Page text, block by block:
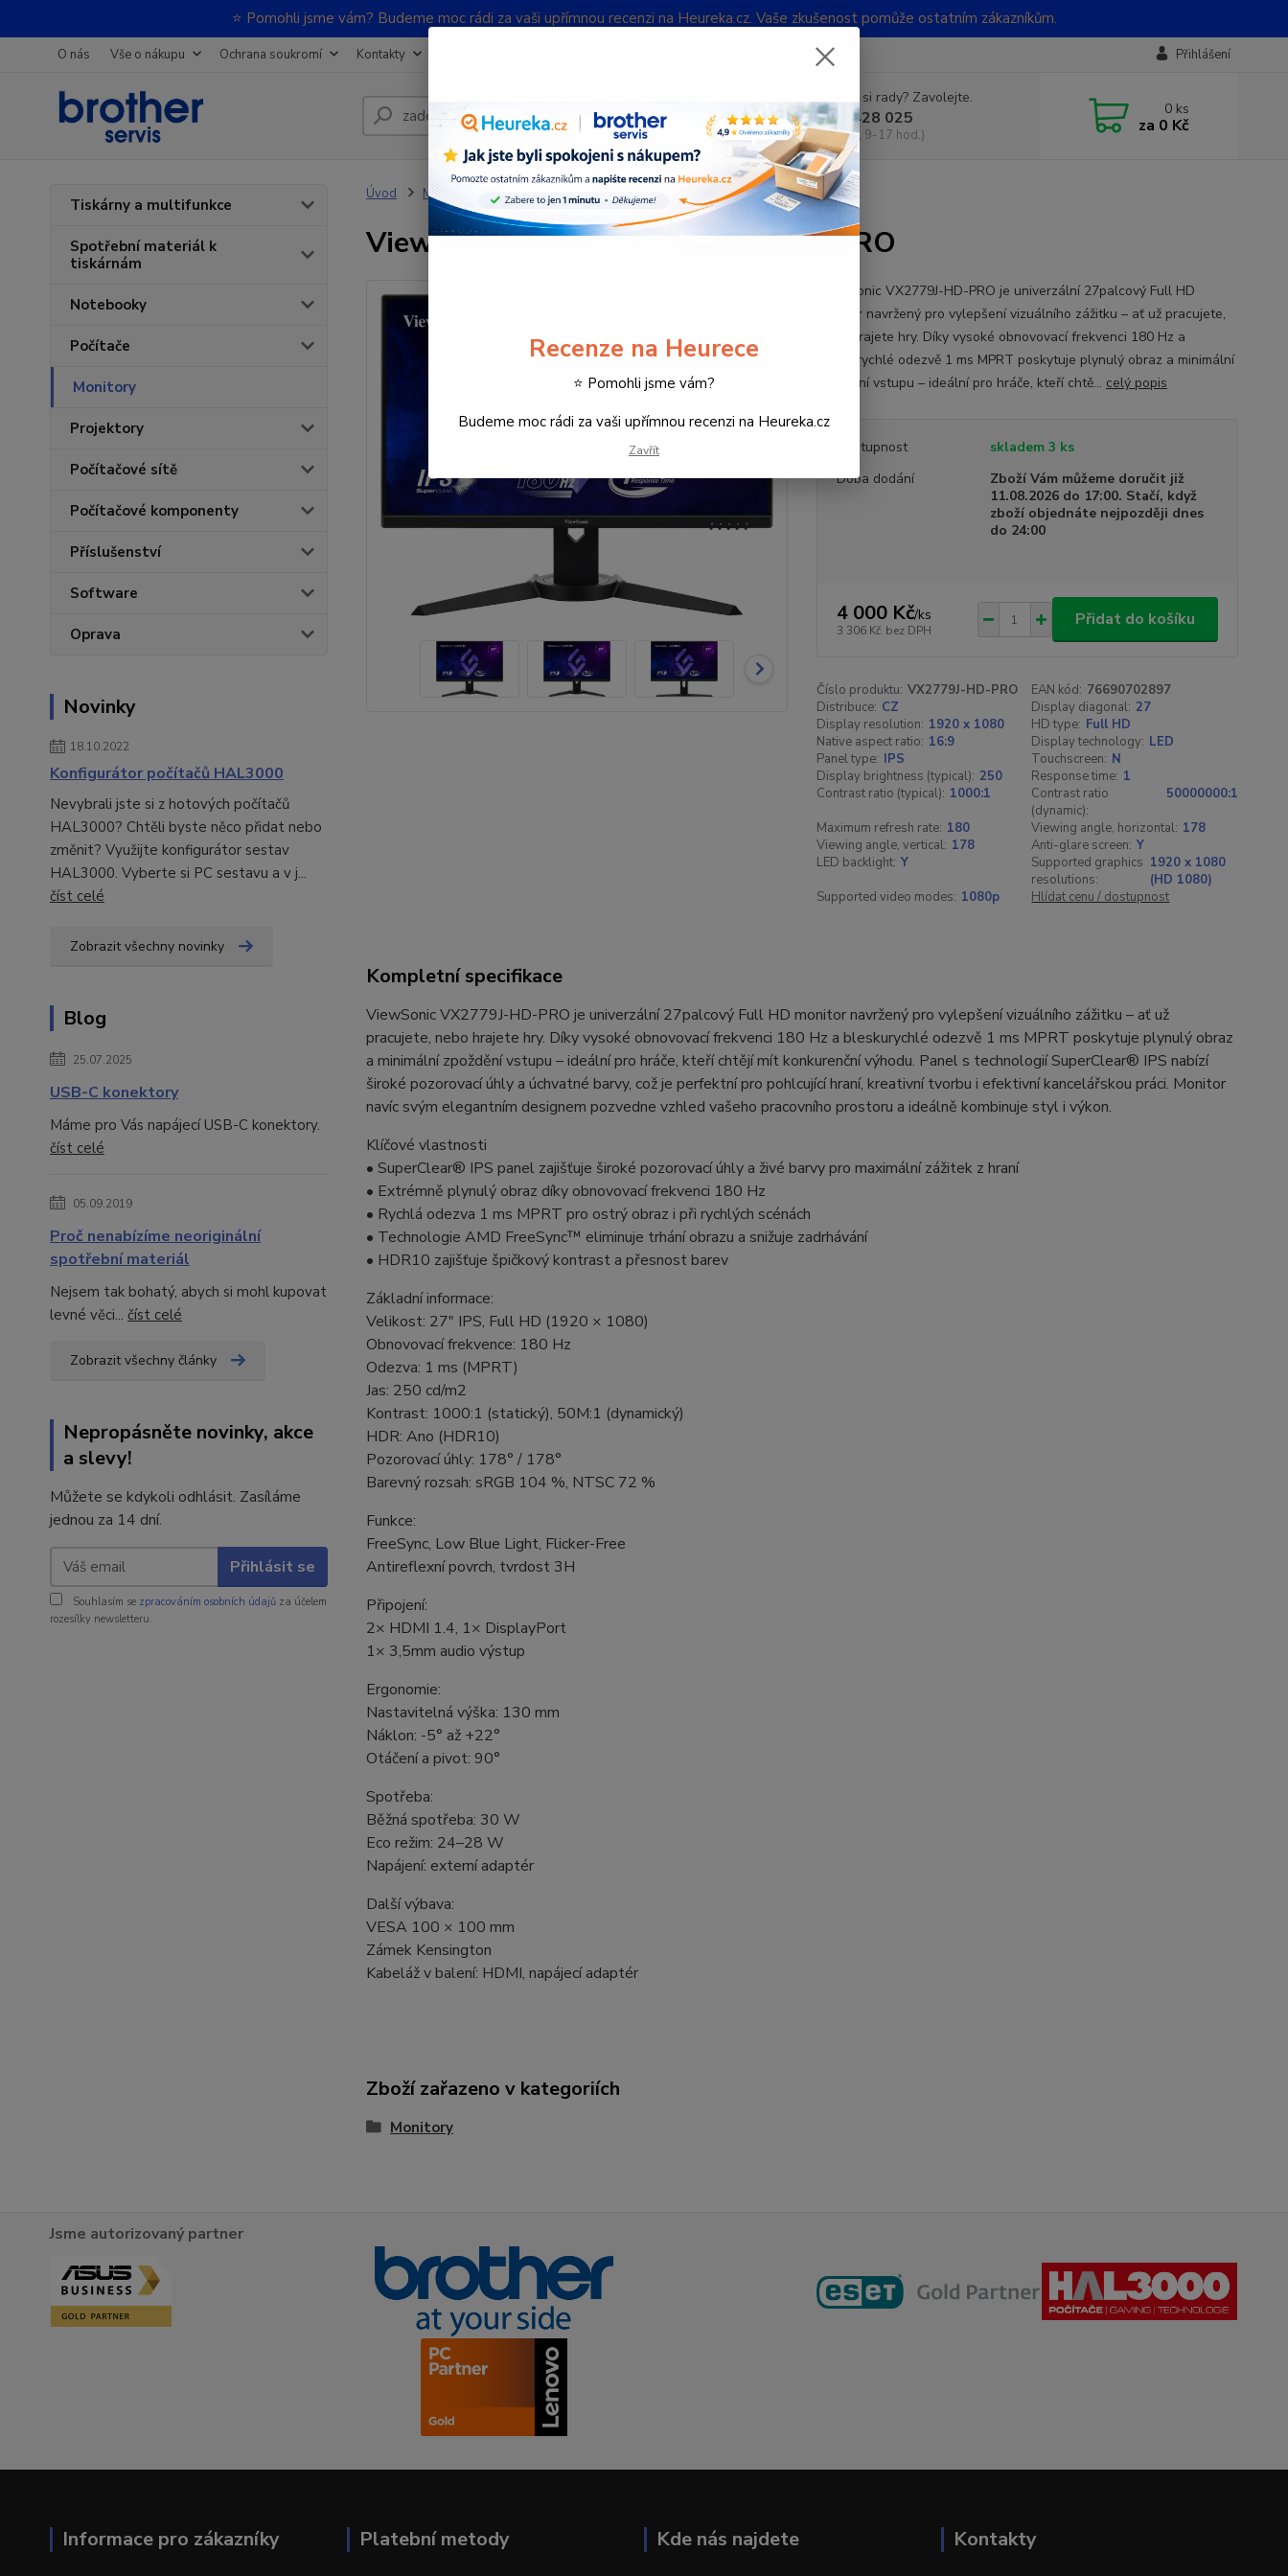
⭐ Pomohli jsme vám? Budeme moc rádi za vaši upřímnou recenzi na Heureka.cz. Vaše zkušenost pomůže ostatním zákazníkům.
O nás Vše o nákupu Ochrana soukromí Kontakty Přihlášení
Hledat
Nevíte si rady? Zavolejte.
732 428 025
(Po-Pá, 9-17 hod.)
0 ks
za 0 Kč
Tiskárny a multifunkce
Spotřební materiál k
tiskárnám
Notebooky
Počítače
Monitory
Projektory
Počítačové sítě
Počítačové komponenty
Příslušenství
Software
Oprava
Novinky
18.10.2022
Konfigurátor počítačů HAL3000
Nevybrali jste si z hotových počítačů
HAL3000? Chtěli byste něco přidat nebo
změnit? Využijte konfigurátor sestav
HAL3000. Vyberte si PC sestavu a v j...
číst celé
Zobrazit všechny novinky
Blog
25.07.2025
USB-C konektory
Máme pro Vás napájecí USB-C konektory.
číst celé
05.09.2019
Proč nenabízíme neoriginální
spotřební materiál
Nejsem tak bohatý, abych si mohl kupovat
levné věci... číst celé
Zobrazit všechny články
Nepropásněte novinky, akce
a slevy!
Můžete se kdykoli odhlásit. Zasíláme
jednou za 14 dní.
Přihlásit se
Souhlasím se zpracováním osobních údajů za účelem
rozesílky newsletteru.
Úvod Monitory Viewsonic VX Series VX2779J-HD-PRO
Viewsonic VX Series VX2779J-HD-PRO
ViewSonic VX2779J-HD-PRO je univerzální 27palcový Full HD
monitor navržený pro vylepšení vizuálního zážitku – ať už pracujete,
nebo hrajete hry. Díky vysoké obnovovací frekvenci 180 Hz a
bleskurychlé odezvě 1 ms MPRT poskytuje plynulý obraz a minimální
zpoždění vstupu – ideální pro hráče, kteří chtě... celý popis
Dostupnost
skladem 3 ks
Doba dodání
Zboží Vám můžeme doručit již
11.08.2026 do 17:00. Stačí, když
zboží objednáte nejpozději dnes
do 24:00
4 000 Kč/ks
3 306 Kč bez DPH
Přidat do košíku
Číslo produktu: VX2779J-HD-PRO EAN kód: 76690702897
Distribuce: CZ Display diagonal: 27
Display resolution: 1920 x 1080 HD type: Full HD
Native aspect ratio: 16:9 Display technology: LED
Panel type: IPS Touchscreen: N
Display brightness (typical): 250 Response time: 1
Contrast ratio (typical): 1000:1
Contrast ratio
(dynamic):
50000000:1
Maximum refresh rate: 180 Viewing angle, horizontal: 178
Viewing angle, vertical: 178 Anti-glare screen: Y
LED backlight: Y
Supported graphics
resolutions:
1920 x 1080
(HD 1080)
Supported video modes: 1080p Hlídat cenu / dostupnost
Kompletní specifikace
ViewSonic VX2779J-HD-PRO je univerzální 27palcový Full HD monitor navržený pro vylepšení vizuálního zážitku – ať už
pracujete, nebo hrajete hry. Díky vysoké obnovovací frekvenci 180 Hz a bleskurychlé odezvě 1 ms MPRT poskytuje plynulý obraz
a minimální zpoždění vstupu – ideální pro hráče, kteří chtějí mít konkurenční výhodu. Panel s technologií SuperClear® IPS nabízí
široké pozorovací úhly a úchvatné barvy, což je perfektní pro pohlcující hraní, kreativní tvorbu i efektivní kancelářskou práci. Monitor
navíc svým elegantním designem pozvedne vzhled vašeho pracovního prostoru a ideálně kombinuje styl i výkon.
Klíčové vlastnosti
• SuperClear® IPS panel zajišťuje široké pozorovací úhly a živé barvy pro maximální zážitek z hraní
• Extrémně plynulý obraz díky obnovovací frekvenci 180 Hz
• Rychlá odezva 1 ms MPRT pro ostrý obraz i při rychlých scénách
• Technologie AMD FreeSync™ eliminuje trhání obrazu a snižuje zadrhávání
• HDR10 zajišťuje špičkový kontrast a přesnost barev
Základní informace:
Velikost: 27" IPS, Full HD (1920 × 1080)
Obnovovací frekvence: 180 Hz
Odezva: 1 ms (MPRT)
Jas: 250 cd/m2
Kontrast: 1000:1 (statický), 50M:1 (dynamický)
HDR: Ano (HDR10)
Pozorovací úhly: 178° / 178°
Barevný rozsah: sRGB 104 %, NTSC 72 %
Funkce:
FreeSync, Low Blue Light, Flicker-Free
Antireflexní povrch, tvrdost 3H
Připojení:
2× HDMI 1.4, 1× DisplayPort
1× 3,5mm audio výstup
Ergonomie:
Nastavitelná výška: 130 mm
Náklon: -5° až +22°
Otáčení a pivot: 90°
Spotřeba:
Běžná spotřeba: 30 W
Eco režim: 24–28 W
Napájení: externí adaptér
Další výbava:
VESA 100 × 100 mm
Zámek Kensington
Kabeláž v balení: HDMI, napájecí adaptér
Zboží zařazeno v kategoriích
Monitory
Jsme autorizovaný partner
Informace pro zákazníky Platební metody Kde nás najdete Kontakty
Recenze na Heurece
⭐ Pomohli jsme vám?
Budeme moc rádi za vaši upřímnou recenzi na Heureka.cz
Zavřít